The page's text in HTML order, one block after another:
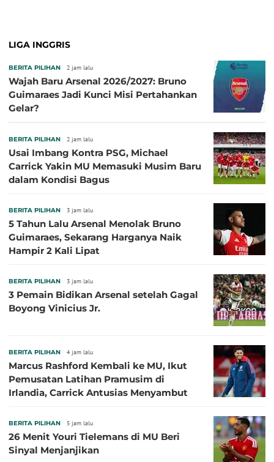
LIGA INGGRIS
BERITA PILIHAN 2 jam lalu
Wajah Baru Arsenal 2026/2027: Bruno
Guimaraes Jadi Kunci Misi Pertahankan
Gelar?
BERITA PILIHAN 2 jam lalu
Usai Imbang Kontra PSG, Michael
Carrick Yakin MU Memasuki Musim Baru
dalam Kondisi Bagus
BERITA PILIHAN 3 jam lalu
5 Tahun Lalu Arsenal Menolak Bruno
Guimaraes, Sekarang Harganya Naik
Hampir 2 Kali Lipat
BERITA PILIHAN 3 jam lalu
3 Pemain Bidikan Arsenal setelah Gagal
Boyong Vinicius Jr.
BERITA PILIHAN 4 jam lalu
Marcus Rashford Kembali ke MU, Ikut
Pemusatan Latihan Pramusim di
Irlandia, Carrick Antusias Menyambut
BERITA PILIHAN 5 jam lalu
26 Menit Youri Tielemans di MU Beri
Sinyal Menjanjikan